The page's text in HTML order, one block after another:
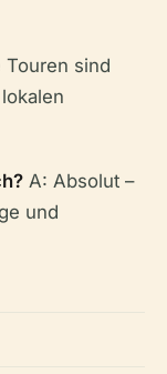
Touren sind
A: Absolut –
und